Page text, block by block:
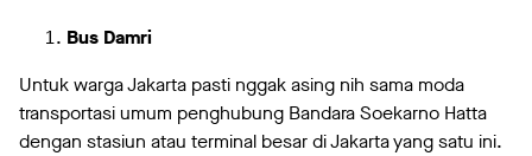
Bus Damri
Untuk warga Jakarta pasti nggak asing nih sama moda
transportasi umum penghubung Bandara Soekarno Hatta
dengan stasiun atau terminal besar di Jakarta yang satu ini.